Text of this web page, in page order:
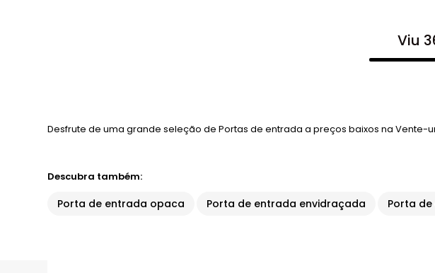
Viu
Desfrute de uma grande seleção de Portas de entrada a preços baixos na
Descubra também:
Porta de entrada opaca Porta de entrada envidraçada Porta